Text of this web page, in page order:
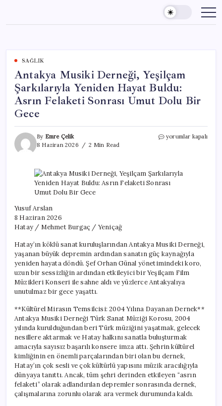
content
SAĞLIK
Antakya Musiki Derneği, Yeşilçam
Şarkılarıyla Yeniden Hayat Buldu:
Asrın Felaketi Sonrası Umut Dolu Bir
Gece
By Emre Çelik
8 Haziran 2026
2 Min Read
Antakya
Şarkılarıyla
Yeniden
Hayat
Bir
Gece
için
yorumlar kapalı
Yusuf Arslan
8 Haziran 2026
Hatay / Mehmet Burgaç / Yeniçağ
Hatay’ın köklü sanat kuruluşlarından Antakya Musiki Derneği,
yaşanan büyük depremin ardından sanatın güç kaynağıyla
yeniden hayata döndü. Şef Orhan Günal yönetimindeki koro,
uzun bir sessizliğin ardından etkileyici bir Yeşilçam Film
Müzikleri Konseri ile sahne aldı ve yüzlerce Antakyalıya
unutulmaz bir gece yaşattı.
**Kültürel Mirasın Temsilcisi: 2004 Yılına Dayanan Dernek**
Antakya Musiki Derneği Türk Sanat Müziği Korosu, 2004
yılında kurulduğundan beri Türk müziğini yaşatmak, gelecek
nesillere aktarmak ve Hatay halkını sanatla buluşturmak
amacıyla sayısız başarılı konsere imza attı. Şehrin kültürel
kimliğinin en önemli parçalarından biri olan bu dernek,
Hatay’ın çok sesli ve çok kültürlü yapısını müzik aracılığıyla
dünyaya tanıttı. Ancak, tüm şehri derinden etkileyen “asrın
felaketi” olarak adlandırılan depremler sonrasında dernek,
çalışmalarına zorunlu olarak ara vermek durumunda kaldı.